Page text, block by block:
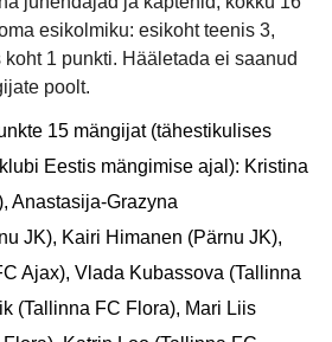
esikolmiku: esikoht teenis 3,
1 punkti. Hääletada ei saanud
poolt.
15 mängijat (tähestikulises
Eestis mängimise ajal): Kristina
Anastasija-Grazyna
JK), Kairi Himanen (Pärnu JK),
Ajax), Vlada Kubassova (Tallinna
(Tallinna FC Flora), Mari Liis